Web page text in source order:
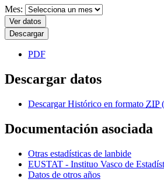
Mes:
Ver datos
Descargar
PDF
Descargar datos
Descargar Histórico en formato ZIP
Documentación asociada
Otras estadísticas de lanbide
EUSTAT - Instituo Vasco de
Datos de otros años